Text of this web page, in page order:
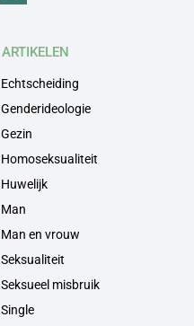
ARTIKELEN
Echtscheiding
Genderideologie
Gezin
Homoseksualiteit
Huwelijk
Man
Man en vrouw
Seksualiteit
Seksueel misbruik
Single